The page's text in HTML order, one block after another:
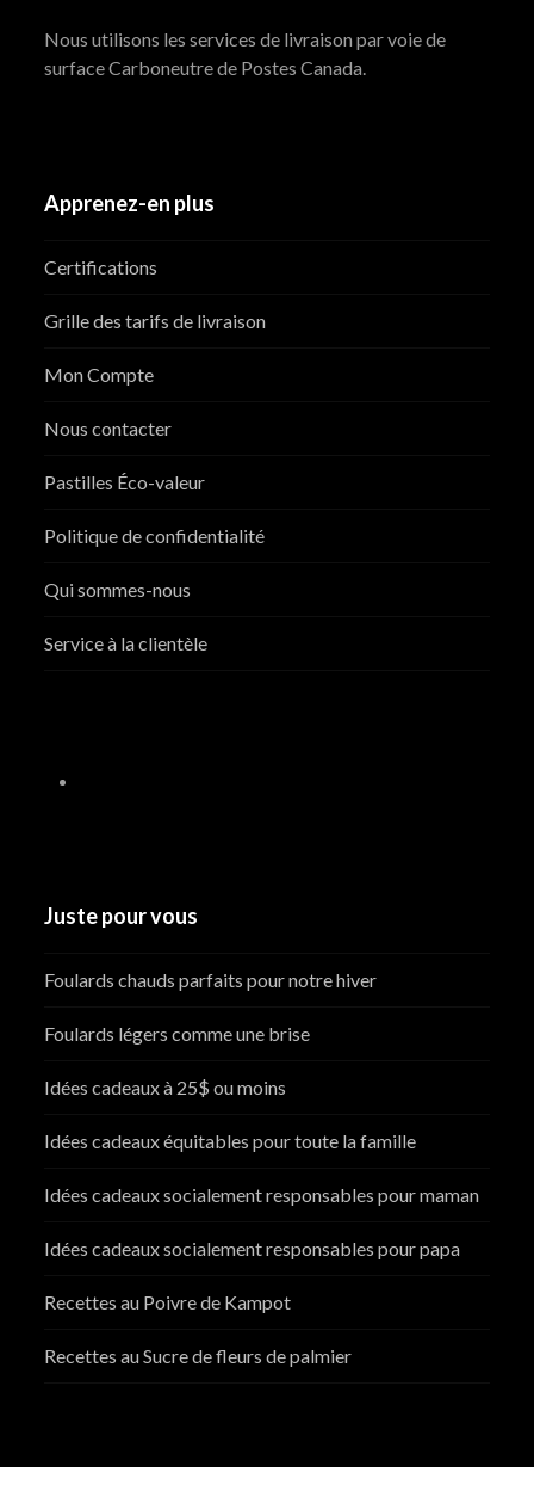
Nous utilisons les services de livraison par voie de
surface Carboneutre de Postes Canada.
Apprenez-en plus
Certifications
Grille des tarifs de livraison
Mon Compte
Nous contacter
Pastilles Éco-valeur
Politique de confidentialité
Qui sommes-nous
Service à la clientèle
Juste pour vous
Foulards chauds parfaits pour notre hiver
Foulards légers comme une brise
Idées cadeaux à 25$ ou moins
Idées cadeaux équitables pour toute la famille
Idées cadeaux socialement responsables pour maman
Idées cadeaux socialement responsables pour papa
Recettes au Poivre de Kampot
Recettes au Sucre de fleurs de palmier